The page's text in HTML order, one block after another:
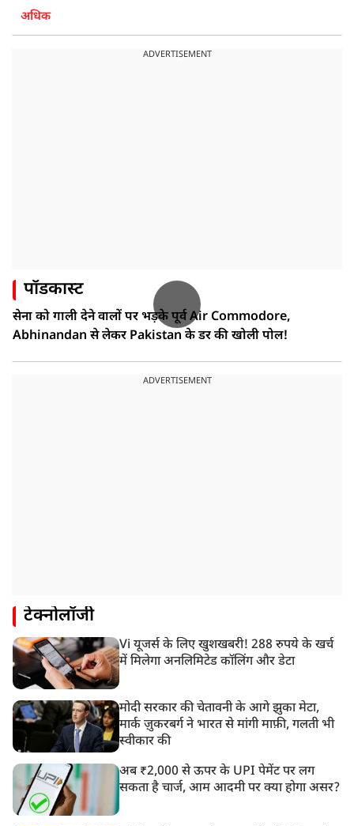
अधिक
ADVERTISEMENT
पॉडकास्ट
सेना को गाली देने वालों पर भड़के पूर्व Air Commodore,
Abhinandan से लेकर Pakistan के डर की खोली पोल!
ADVERTISEMENT
टेक्नोलॉजी
Vi यूजर्स के लिए खुशखबरी! 288 रुपये के खर्च
में मिलेगा अनलिमिटेड कॉलिंग और डेटा
मोदी सरकार की चेतावनी के आगे झुका मेटा,
मार्क ज़ुकरबर्ग ने भारत से मांगी माफ़ी, गलती भी
स्वीकार की
अब ₹2,000 से ऊपर के UPI पेमेंट पर लग
सकता है चार्ज, आम आदमी पर क्या होगा असर?